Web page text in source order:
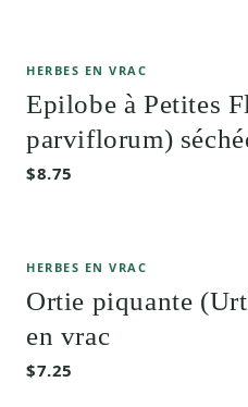
HERBES EN VRAC
Epilobe à Petites
parviflorum)
$8.75
HERBES EN VRAC
Ortie piquante
en vrac
$7.25